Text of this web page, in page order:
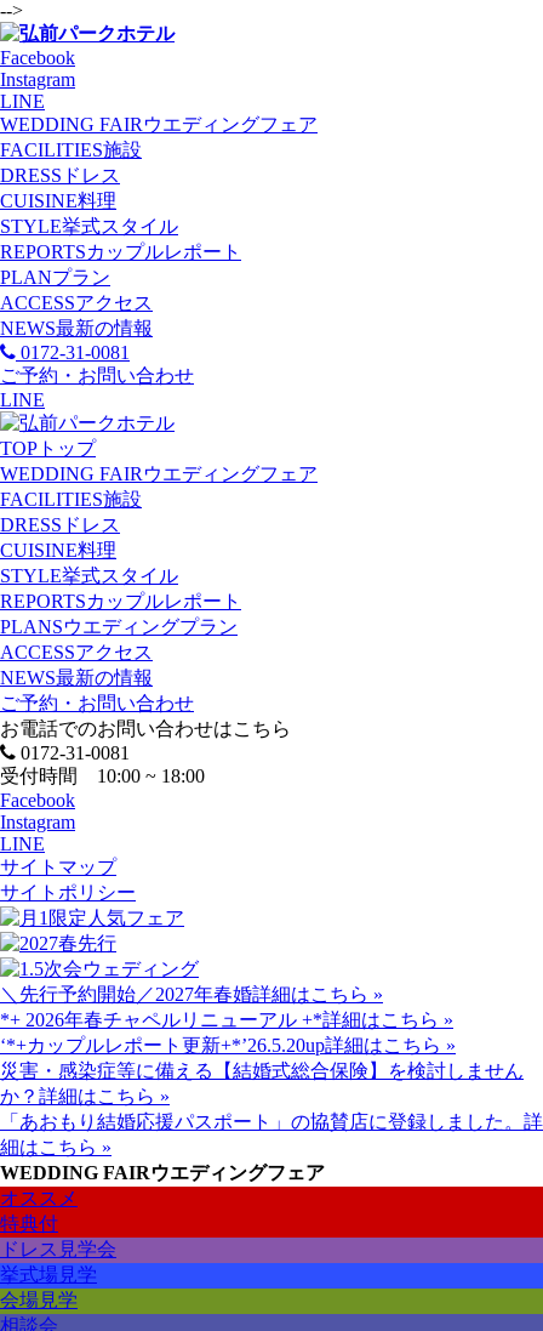
-->
Facebook
Instagram
LINE
WEDDING FAIR ウエディングフェア
FACILITIES施設
DRESS ドレス
CUISINE料理
STYLE挙式スタイル
REPORTSカップルレポート
PLANプラン
ACCESSアクセス
NEWS最新の情報
0172-31-0081
ご予約・お問い合わせ
LINE
TOP トップ
WEDDING FAIR ウエディングフェア
FACILITIES施設
DRESS ドレス
CUISINE料理
STYLE挙式スタイル
REPORTSカップルレポート
PLANSウエディングプラン
ACCESSアクセス
NEWS最新の情報
ご予約・お問い合わせ
お電話でのお問い合わせはこちら
0172-31-0081
受付時間 10:00 ~ 18:00
Facebook
Instagram
LINE
サイトマップ
サイトポリシー
＼先行予約開始／2027年春婚詳細はこちら »
*+ 2026年春チャペルリニューアル +*詳細はこちら »
‘*+カップルレポート更新+*’26.5.20up詳細はこちら »
災害・感染症等に備える【結婚式総合保険】を検討しません
か？ 詳細はこちら »
「あおもり結婚応援パスポート」の協賛店に登録しました。 詳
細はこちら »
WEDDING FAIRウエディングフェア
オススメ
特典付
ドレス見学会
挙式場見学
会場見学
相談会